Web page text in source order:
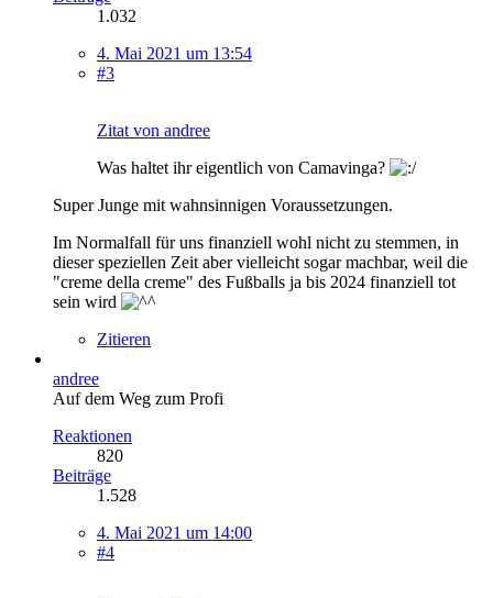
1.032
4. Mai 2021 um 13:54
#3
Zitat von andree
Was haltet ihr eigentlich von Camavinga?
Super Junge mit wahnsinnigen Voraussetzungen.
Im Normalfall für uns finanziell wohl nicht zu stemmen, in
dieser speziellen Zeit aber vielleicht sogar machbar, weil die
"creme della creme" des Fußballs ja bis 2024 finanziell tot
sein wird
Zitieren
andree
Auf dem Weg zum Profi
Reaktionen
820
Beiträge
1.528
4. Mai 2021 um 14:00
#4